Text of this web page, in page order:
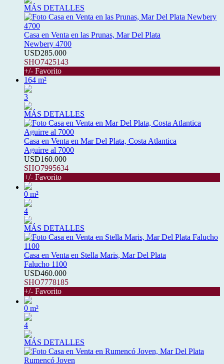
MÁS DETALLES
Casa en Venta en las Prunas, Mar Del Plata
Newbery 4700
USD285.000
SHO7425143
+/- Favorito
164 m²
3
MÁS DETALLES
Casa en Venta en Mar Del Plata, Costa Atlantica
Aguirre al 7000
USD160.000
SHO7995634
+/- Favorito
0 m²
4
MÁS DETALLES
Casa en Venta en Stella Maris, Mar Del Plata
Falucho 1100
USD460.000
SHO7778185
+/- Favorito
0 m²
4
MÁS DETALLES